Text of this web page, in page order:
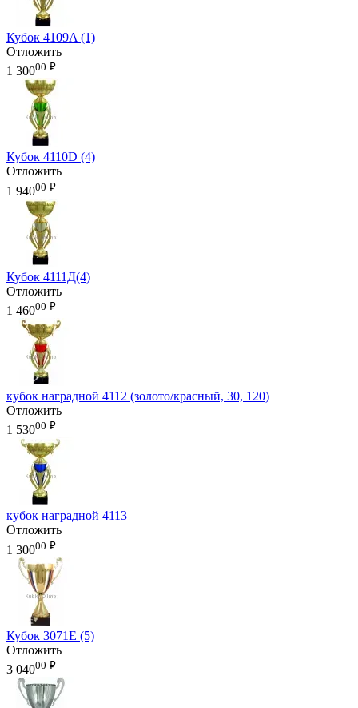
Кубок 4109A (1)
Отложить
1 30000 ₽
Кубок 4110D (4)
Отложить
1 94000 ₽
Кубок 4111Д(4)
Отложить
1 46000 ₽
кубок наградной 4112 (золото/красный, 30, 120)
Отложить
1 53000 ₽
кубок наградной 4113
Отложить
1 30000 ₽
Кубок 3071E (5)
Отложить
3 04000 ₽